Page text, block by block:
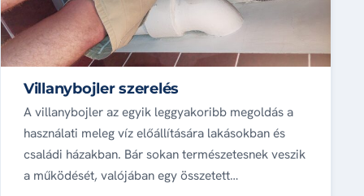
Villanybojler szerelés
A villanybojler az egyik leggyakoribb megoldás a
használati meleg víz előállítására lakásokban és
családi házakban. Bár sokan természetesnek veszik
a működését, valójában egy összetett…